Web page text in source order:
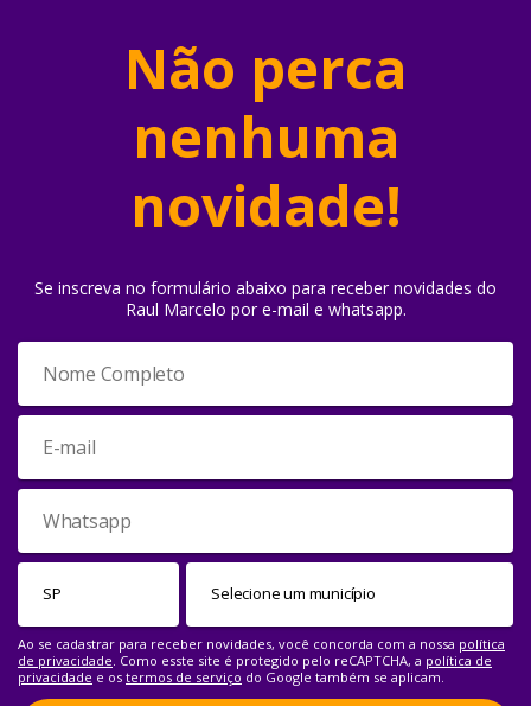
Não perca
nenhuma
novidade!
Se inscreva no formulário abaixo para receber novidades do
Raul Marcelo por e-mail e whatsapp.
Ao se cadastrar para receber novidades, você concorda com a nossa política
de privacidade. Como esste site é protegido pelo reCAPTCHA, a política de
privacidade e os termos de serviço do Google também se aplicam.